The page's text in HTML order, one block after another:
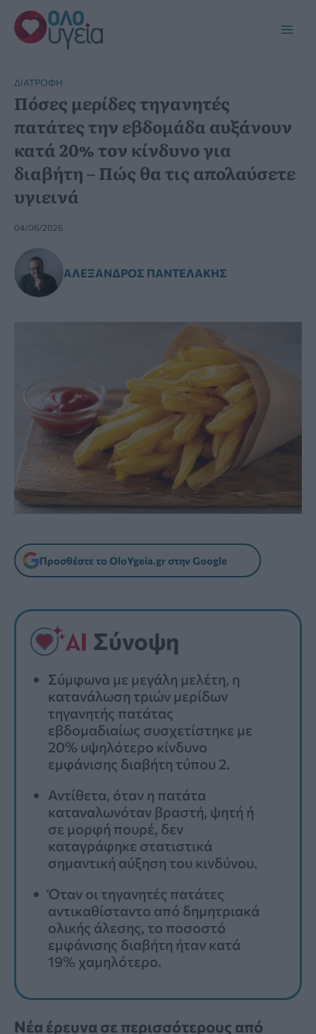
Μετάβαση
στο
περιεχόμενο
ΔΙΑΤΡΟΦΉ
Πόσες μερίδες τηγανητές
πατάτες την εβδομάδα αυξάνουν
κατά 20% τον κίνδυνο για
διαβήτη – Πώς θα τις απολαύσετε
υγιεινά
04/06/2026
ΑΛΈΞΑΝΔΡΟΣ ΠΑΝΤΕΛΆΚΗΣ
Προσθέστε το OloYgeia.gr στην Google
Σύνοψη
Σύμφωνα με μεγάλη μελέτη, η
κατανάλωση τριών μερίδων
τηγανητής πατάτας
εβδομαδιαίως συσχετίστηκε με
20% υψηλότερο κίνδυνο
εμφάνισης διαβήτη τύπου 2.
Αντίθετα, όταν η πατάτα
καταναλωνόταν βραστή, ψητή ή
σε μορφή πουρέ, δεν
καταγράφηκε στατιστικά
σημαντική αύξηση του κινδύνου.
Όταν οι τηγανητές πατάτες
αντικαθίσταντο από δημητριακά
ολικής άλεσης, το ποσοστό
εμφάνισης διαβήτη ήταν κατά
19% χαμηλότερο.
Νέα έρευνα σε περισσότερους από